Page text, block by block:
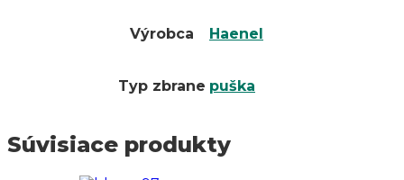
Výrobca Haenel
Typ zbrane puška
Súvisiace produkty